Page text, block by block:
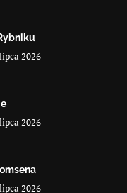
2026
2026
2026